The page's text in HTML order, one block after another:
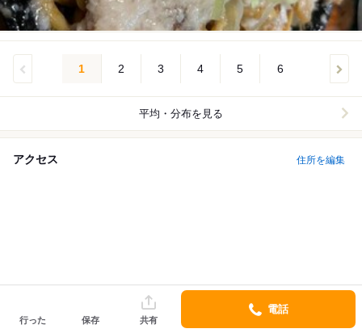
1 2 3 4 5 6
平均・分布を見る
アクセス 住所を編集
行った 保存 共有
電話